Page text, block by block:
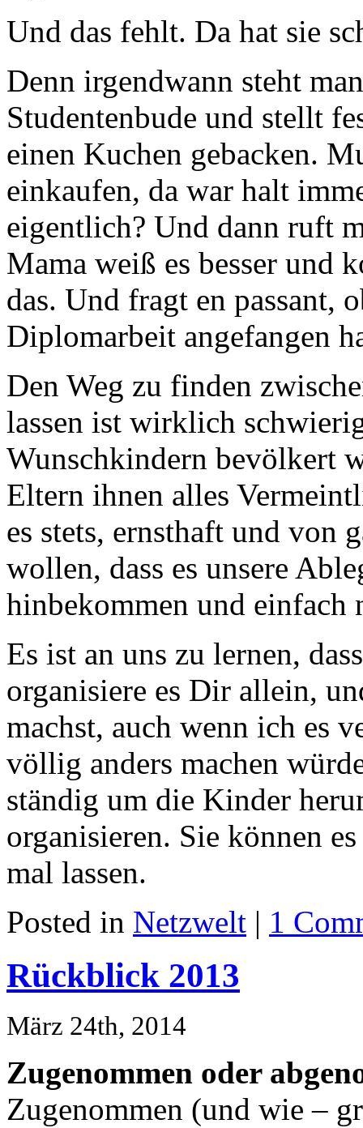
Und das fehlt. Da hat sie
Denn irgendwann steht
Studentenbude und stellt
einen Kuchen gebacken.
einkaufen, da war halt
eigentlich? Und dann ruft
Mama weiß es besser und
das. Und fragt en passant,
Diplomarbeit angefangen
Den Weg zu finden
lassen ist wirklich
Wunschkindern bevölkert
Eltern ihnen alles
es stets, ernsthaft und von
wollen, dass es unsere
hinbekommen und
Es ist an uns zu lernen,
organisiere es Dir allein,
machst, auch wenn ich es
völlig anders machen
ständig um die Kinder
organisieren. Sie können
mal lassen.
Posted in Netzwelt | 1
Rückblick 2013
März 24th, 2014
Zugenommen oder
Zugenommen (und wie –